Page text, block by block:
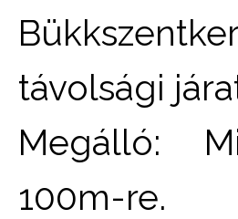
távolsági
Megálló:
100m-re.